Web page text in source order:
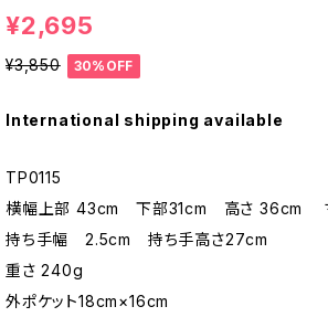
¥2,695
¥3,850 30%OFF
International shipping available
TP0115
横幅上部 43cm 下部31cm 高さ 36cm
持ち手幅 2.5cm 持ち手高さ27cm
重さ 240g
外ポケット18cm×16cm